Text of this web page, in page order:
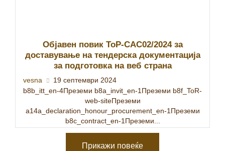
Објавен повик ТоР-САС02/2024 за
доставување на тендерска документација
за подготовка на веб страна
vesna
19 септември 2024
b8b_itt_en-4Преземи b8a_invit_en-1Преземи b8f_ToR-
web-siteПреземи
a14a_declaration_honour_procurement_en-1Преземи
b8c_contract_en-1Преземи...
Прикажи повеќе